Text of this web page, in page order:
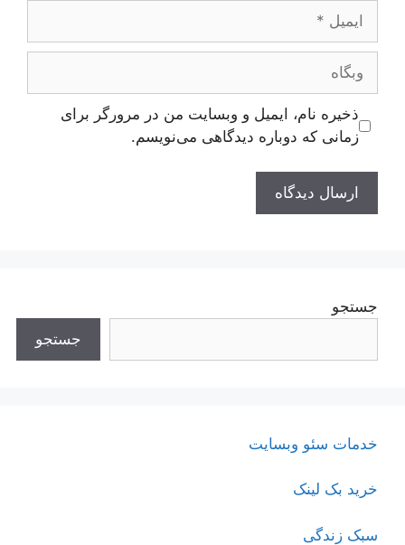
ایمیل
وبگاه
ذخیره نام، ایمیل و وبسایت من در مرورگر برای
زمانی که دوباره دیدگاهی می‌نویسم.
جستجو
جستجو
خدمات سئو وبسایت
خرید بک لینک
سبک زندگی